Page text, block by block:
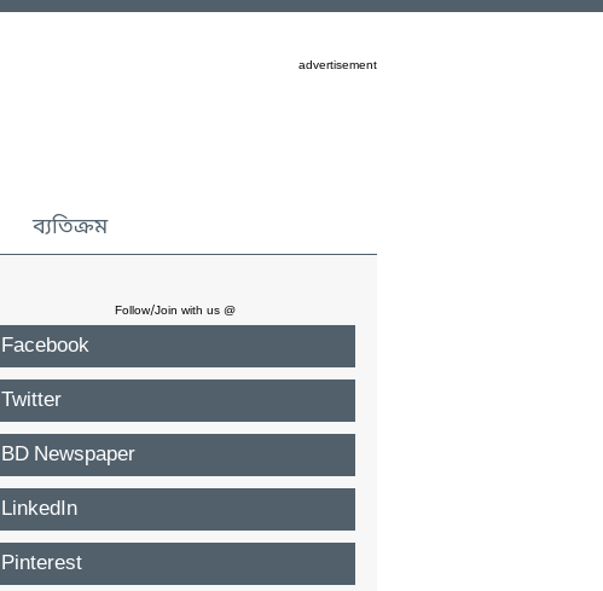
advertisement
ব্যতিক্রম
Follow/Join with us @
Facebook
Twitter
BD Newspaper
LinkedIn
Pinterest